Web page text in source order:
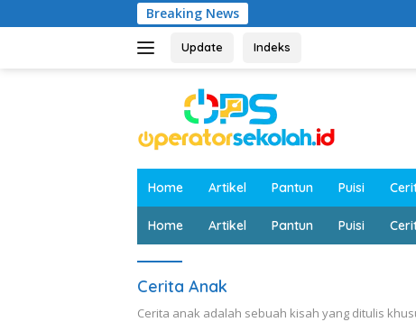
ke
Breaking News
Update Indeks
Home Artikel Pantun Puisi
Home Artikel Pantun Puisi
Cerita Anak
Cerita anak adalah sebuah kisah yang ditulis